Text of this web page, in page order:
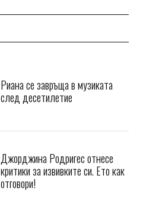
Риана се завръща в музиката
след десетилетие
Джорджина Родригес отнесе
критики за извивките си. Ето как
отговори!